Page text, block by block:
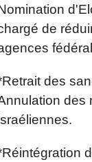
de
des
des